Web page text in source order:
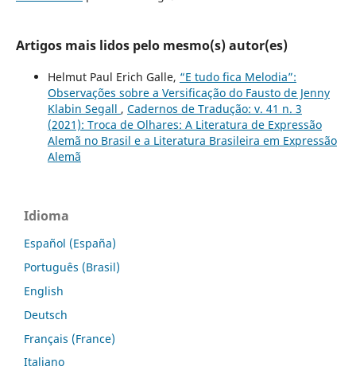
Artigos mais lidos pelo mesmo(s) autor(es)
Helmut Paul Erich Galle, “E tudo fica Melodia”:
Observações sobre a Versificação do Fausto de Jenny
Klabin Segall , Cadernos de Tradução: v. 41 n. 3
(2021): Troca de Olhares: A Literatura de Expressão
Alemã no Brasil e a Literatura Brasileira em Expressão
Alemã
Idioma
Español (España)
Português (Brasil)
English
Deutsch
Français (France)
Italiano